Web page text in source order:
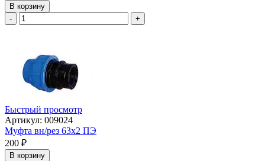
В корзину
-
+
Быстрый просмотр
Артикул: 009024
Муфта вн/рез 63х2 ПЭ
200 ₽
В корзину